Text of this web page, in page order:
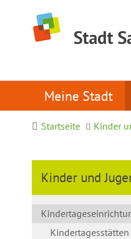
Stadt
Meine Stadt
Startseite Kinder
Kinder und
Kindertagesstätten